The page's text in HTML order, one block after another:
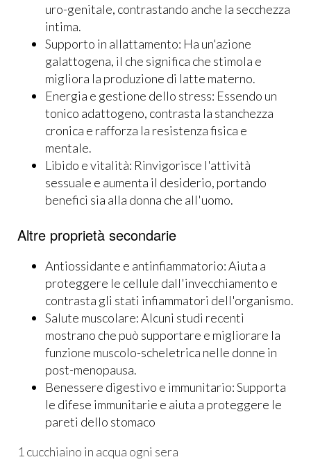
uro-genitale, contrastando anche la secchezza
intima.
Supporto in allattamento: Ha un'azione
galattogena, il che significa che stimola e
migliora la produzione di latte materno.
Energia e gestione dello stress: Essendo un
tonico adattogeno, contrasta la stanchezza
cronica e rafforza la resistenza fisica e
mentale.
Libido e vitalità: Rinvigorisce l'attività
sessuale e aumenta il desiderio, portando
benefici sia alla donna che all'uomo.
Altre proprietà secondarie
Antiossidante e antinfiammatorio: Aiuta a
proteggere le cellule dall'invecchiamento e
contrasta gli stati infiammatori dell'organismo.
Salute muscolare: Alcuni studi recenti
mostrano che può supportare e migliorare la
funzione muscolo-scheletrica nelle donne in
post-menopausa.
Benessere digestivo e immunitario: Supporta
le difese immunitarie e aiuta a proteggere le
pareti dello stomaco
1 cucchiaino in acqua ogni sera